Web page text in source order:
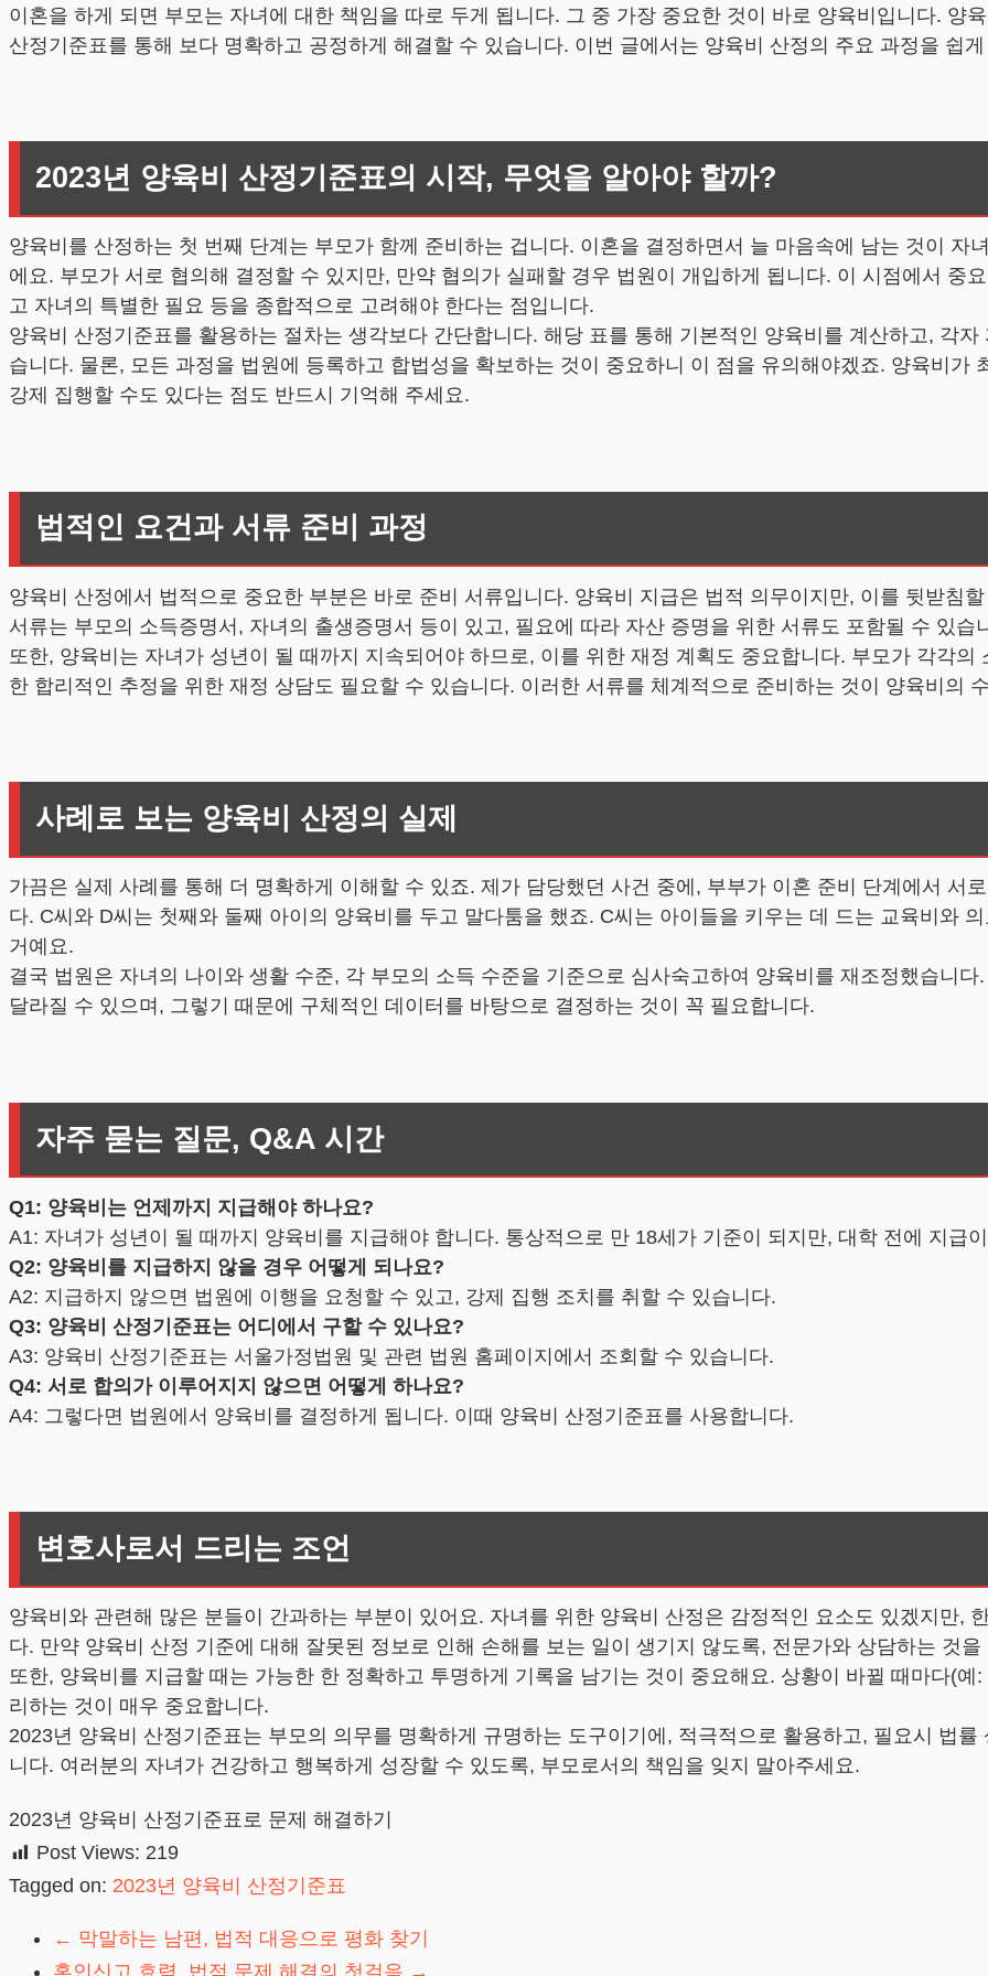
이혼을 하게 되면 부모는 자녀에 대한 책임을 따로 두게 됩니다. 그 중 가장 중요한 것이 바로 양육비입니다. 양
산정기준표를 통해 보다 명확하고 공정하게 해결할 수 있습니다. 이번 글에서는 양육비 산정의 주요 과정을 쉽
2023년 양육비 산정기준표의 시작, 무엇을 알아야 할까?
양육비를 산정하는 첫 번째 단계는 부모가 함께 준비하는 겁니다. 이혼을 결정하면서 늘 마음속에 남는 것이 자
에요. 부모가 서로 협의해 결정할 수 있지만, 만약 협의가 실패할 경우 법원이 개입하게 됩니다. 이 시점에서 중
고 자녀의 특별한 필요 등을 종합적으로 고려해야 한다는 점입니다.
양육비 산정기준표를 활용하는 절차는 생각보다 간단합니다. 해당 표를 통해 기본적인 양육비를 계산하고, 각
습니다. 물론, 모든 과정을 법원에 등록하고 합법성을 확보하는 것이 중요하니 이 점을 유의해야겠죠. 양육비가
강제 집행할 수도 있다는 점도 반드시 기억해 주세요.
법적인 요건과 서류 준비 과정
양육비 산정에서 법적으로 중요한 부분은 바로 준비 서류입니다. 양육비 지급은 법적 의무이지만, 이를 뒷받침
서류는 부모의 소득증명서, 자녀의 출생증명서 등이 있고, 필요에 따라 자산 증명을 위한 서류도 포함될 수 있습
또한, 양육비는 자녀가 성년이 될 때까지 지속되어야 하므로, 이를 위한 재정 계획도 중요합니다. 부모가 각각
한 합리적인 추정을 위한 재정 상담도 필요할 수 있습니다. 이러한 서류를 체계적으로 준비하는 것이 양육비의
사례로 보는 양육비 산정의 실제
가끔은 실제 사례를 통해 더 명확하게 이해할 수 있죠. 제가 담당했던 사건 중에, 부부가 이혼 준비 단계에서 서
다. C씨와 D씨는 첫째와 둘째 아이의 양육비를 두고 말다툼을 했죠. C씨는 아이들을 키우는 데 드는 교육비와
거예요.
결국 법원은 자녀의 나이와 생활 수준, 각 부모의 소득 수준을 기준으로 심사숙고하여 양육비를 재조정했습니
달라질 수 있으며, 그렇기 때문에 구체적인 데이터를 바탕으로 결정하는 것이 꼭 필요합니다.
자주 묻는 질문, Q&A 시간
Q1: 양육비는 언제까지 지급해야 하나요?
A1: 자녀가 성년이 될 때까지 양육비를 지급해야 합니다. 통상적으로 만 18세가 기준이 되지만, 대학 전에 지급
Q2: 양육비를 지급하지 않을 경우 어떻게 되나요?
A2: 지급하지 않으면 법원에 이행을 요청할 수 있고, 강제 집행 조치를 취할 수 있습니다.
Q3: 양육비 산정기준표는 어디에서 구할 수 있나요?
A3: 양육비 산정기준표는 서울가정법원 및 관련 법원 홈페이지에서 조회할 수 있습니다.
Q4: 서로 합의가 이루어지지 않으면 어떻게 하나요?
A4: 그렇다면 법원에서 양육비를 결정하게 됩니다. 이때 양육비 산정기준표를 사용합니다.
변호사로서 드리는 조언
양육비와 관련해 많은 분들이 간과하는 부분이 있어요. 자녀를 위한 양육비 산정은 감정적인 요소도 있겠지만,
다. 만약 양육비 산정 기준에 대해 잘못된 정보로 인해 손해를 보는 일이 생기지 않도록, 전문가와 상담하는 것을
또한, 양육비를 지급할 때는 가능한 한 정확하고 투명하게 기록을 남기는 것이 중요해요. 상황이 바뀔 때마다(
리하는 것이 매우 중요합니다.
2023년 양육비 산정기준표는 부모의 의무를 명확하게 규명하는 도구이기에, 적극적으로 활용하고, 필요시 법
니다. 여러분의 자녀가 건강하고 행복하게 성장할 수 있도록, 부모로서의 책임을 잊지 말아주세요.
2023년 양육비 산정기준표로 문제 해결하기
Post Views: 219
Tagged on: 2023년 양육비 산정기준표
← 막말하는 남편, 법적 대응으로 평화 찾기